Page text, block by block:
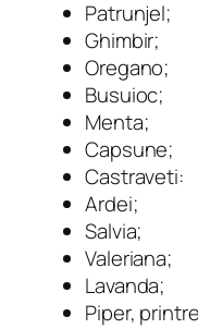
Patrunjel;
Ghimbir;
Oregano;
Busuioc;
Menta;
Capsune;
Castraveti:
Ardei;
Salvia;
Valeriana;
Lavanda;
Piper,